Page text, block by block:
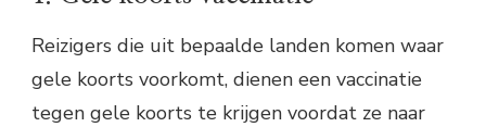
Reizigers die uit bepaalde landen komen waar
gele koorts voorkomt, dienen een vaccinatie
tegen gele koorts te krijgen voordat ze naar